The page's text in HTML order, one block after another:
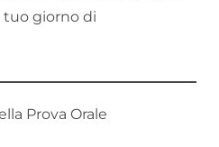
tuo giorno di
Prova Orale